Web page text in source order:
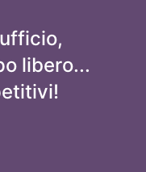
libero...